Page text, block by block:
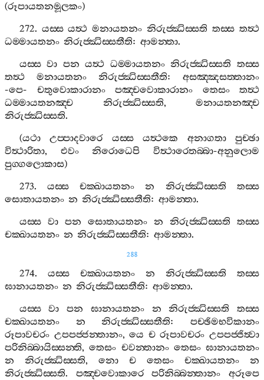
(රූපායතනමූලකං)
272. යස‍්ස යත්‍ථ මනායතනං නිරුජ‍්ඣිස‍්සති තස‍්ස තත්‍ථ
ධම‍්මායතනං නිරුජ‍්ඣිස‍්සතීති: ආමන‍්තා.
යස‍්ස වා පන යත්‍ථ ධම‍්මායතනං නිරුජ‍්ඣිස‍්සති තස‍්ස
තත්‍ථ
මනායතනං නිරුජ‍්ඣිස‍්සතීති: අසඤ‍්ඤසත‍්තානං
-පෙ- චතුවොකාරානං පඤ‍්චවොකාරානං තෙසං
තත්‍ථ
ධම‍්මායතනඤ‍්ච
නිරුජ‍්ඣිස‍්සති, මනායතනඤ‍්ච
නිරුජ‍්ඣිස‍්සති.
(යථා උප‍්පාදවාරෙ යස‍්ස යත්‍ථකෙ අනාගතා
පුච‍්ඡා
විත්‍ථාරිතා, එවං නිරොධෙපි විත්‍ථාරෙතබ‍්බා-අනුලොම
පුග‍්ගලොකාස)
273. යස‍්ස චක‍්ඛායතනං න නිරුජ‍්ඣිස‍්සති
තස‍්ස
සොතායතනං න නිරුජ‍්ඣිස‍්සතීති: ආමන‍්තා.
යස‍්ස වා පන සොතායතනං න නිරුජ‍්ඣිස‍්සති
තස‍්ස
චක‍්ඛායතනං න නිරුජ‍්ඣිස‍්සතීති: ආමන‍්තා.
288
274. යස‍්ස චක‍්ඛායතනං න නිරුජ‍්ඣිස‍්සති
තස‍්ස
ඝානායතනං න නිරුජ‍්ඣිස‍්සතීති: ආමන‍්තා.
යස‍්ස
වා පන ඝානායතනං න නිරුජ‍්ඣිස‍්සති
තස‍්ස
චක‍්ඛායතනං
න නිරුජ‍්ඣිස‍්සතීති:පච‍්ඡිමභවිකානං
රූපාවචරං උපපජ‍්ජන‍්තානං,යෙ ච රූපාවචරං උපපජ‍්ජිත්‍වා
පරිනිබ‍්බායිස‍්සන‍්ති,තෙසං චවන‍්තානං තෙසං ඝානායතනං
න
නිරුජ‍්ඣිස‍්සති, නො ච තෙසං චක‍්ඛායතනං
න
නිරුජ‍්ඣිස‍්සති. පඤ‍්චවොකාරෙ පරිනිබ‍්බන‍්තානං
අරූපෙ